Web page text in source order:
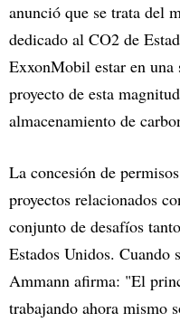
anunció que se trata del
dedicado al CO2 de
ExxonMobil estar en una
proyecto de esta
almacenamiento de
La concesión de
proyectos relacionados
conjunto de desafíos
Estados Unidos. Cuando
Ammann afirma: "El
trabajando ahora mismo